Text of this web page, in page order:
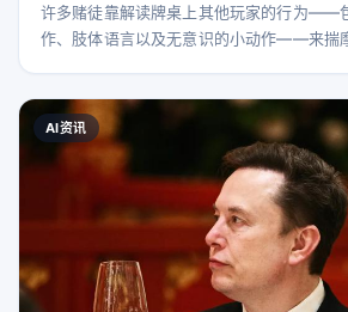
许多赌徒靠解读牌桌上其他玩家的行为——
作、肢体语言以及无意识的小动作——来揣
测”工具，引发了扑克圈内的激烈讨论。 这
初几天间歇出现，屏幕上会显示玩家动作的
“手牌强度模型”图表，分析玩家可能持有的
AI资讯